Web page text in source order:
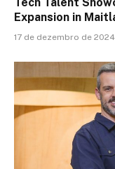
Expansion in
17 de dezembro de 2024